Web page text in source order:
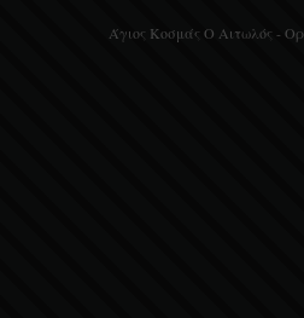
Άγιος Κοσμάς Ο Αιτωλός -